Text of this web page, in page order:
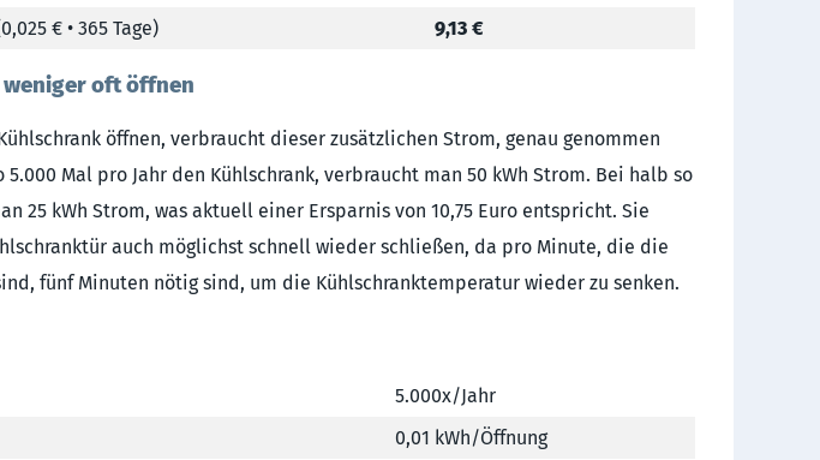
€ • 365 Tage)
9,13 €
weniger oft öffnen
öffnen, verbraucht dieser zusätzlichen Strom, genau genommen
5.000 Mal pro Jahr den Kühlschrank, verbraucht man 50 kWh Strom. Bei halb so
25 kWh Strom, was aktuell einer Ersparnis von 10,75 Euro entspricht. Sie
auch möglichst schnell wieder schließen, da pro Minute, die die
fünf Minuten nötig sind, um die Kühlschranktemperatur wieder zu senken.
5.000x/Jahr
0,01 kWh/Öffnung